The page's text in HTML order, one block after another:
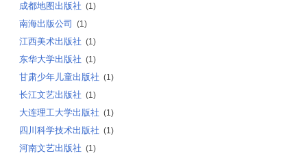
成都地图出版社 (1)
南海出版公司 (1)
江西美术出版社 (1)
东华大学出版社 (1)
甘肃少年儿童出版社 (1)
长江文艺出版社 (1)
大连理工大学出版社 (1)
四川科学技术出版社 (1)
河南文艺出版社 (1)